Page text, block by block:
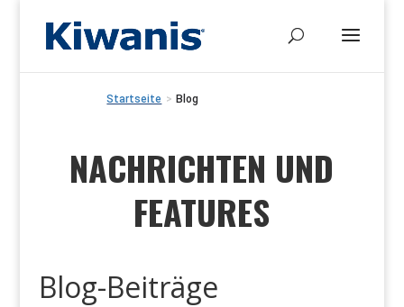
Startseite > Blog
NACHRICHTEN UND
FEATURES
Blog-Beiträge